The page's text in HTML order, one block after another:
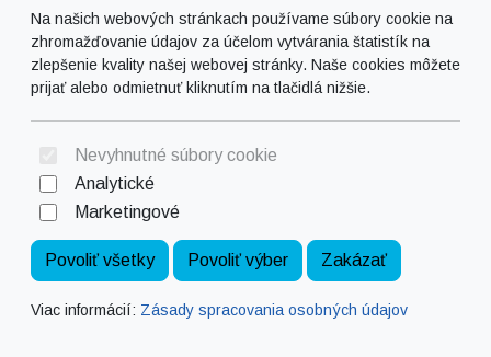
Na našich webových stránkach používame súbory cookie na
zhromažďovanie údajov za účelom vytvárania štatistík na
zlepšenie kvality našej webovej stránky. Naše cookies môžete
prijať alebo odmietnuť kliknutím na tlačidlá nižšie.
Nevyhnutné súbory cookie
Analytické
Marketingové
Povoliť všetky Povoliť výber Zakázať
Viac informácií: Zásady spracovania osobných údajov
Social
Facebook
Hosting: - Web: